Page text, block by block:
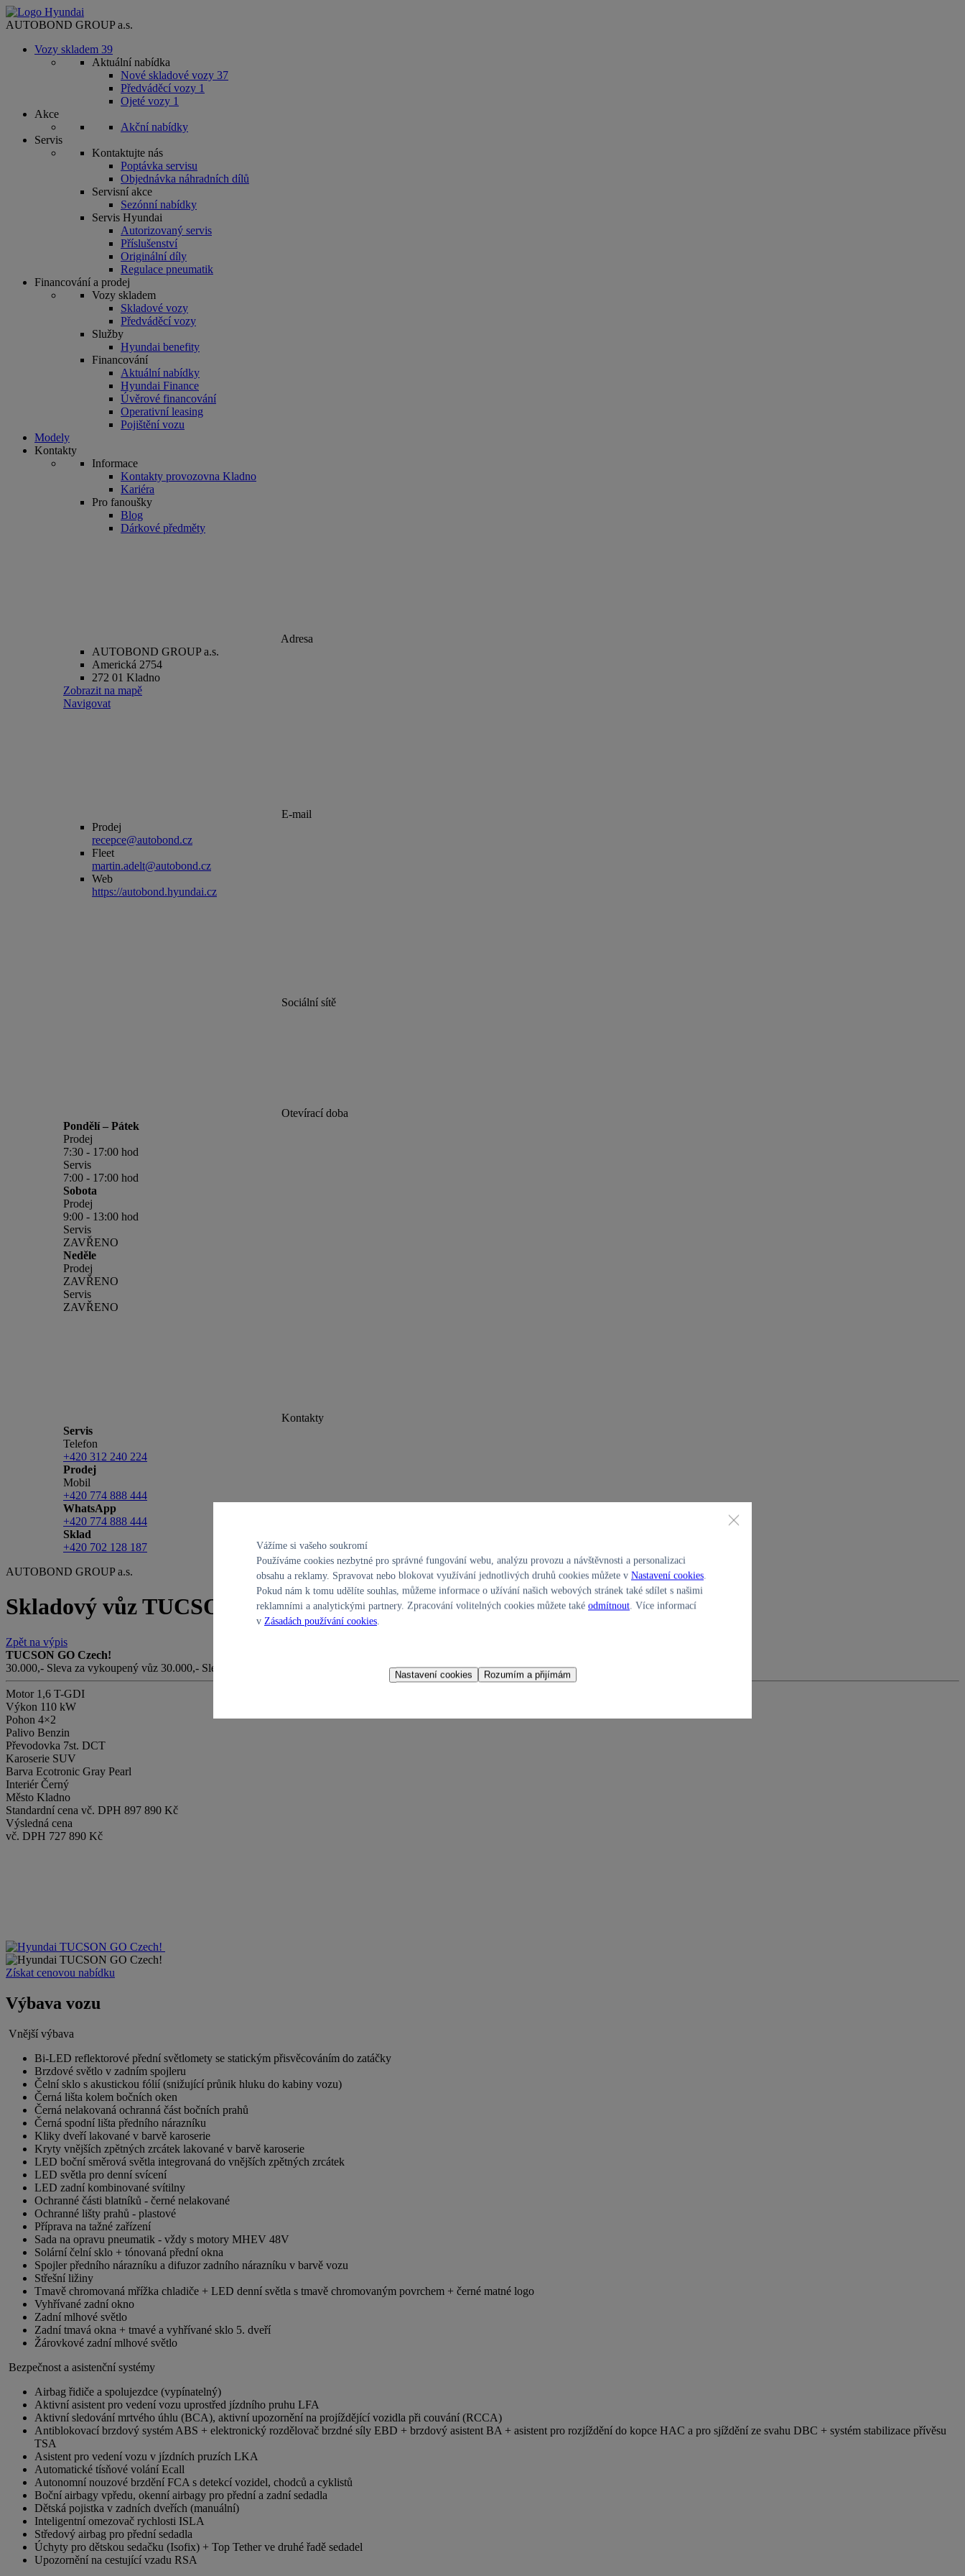
AUTOBOND GROUP a.s.
Vozy skladem 39
Aktuální nabídka
Nové skladové vozy 37
Předváděcí vozy 1
Ojeté vozy 1
Akce
Akční nabídky
Servis
Kontaktujte nás
Poptávka servisu
Objednávka náhradních dílů
Servisní akce
Sezónní nabídky
Servis Hyundai
Autorizovaný servis
Příslušenství
Originální díly
Regulace pneumatik
Financování a prodej
Vozy skladem
Skladové vozy
Předváděcí vozy
Služby
Hyundai benefity
Financování
Aktuální nabídky
Hyundai Finance
Úvěrové financování
Operativní leasing
Pojištění vozu
Modely
Kontakty
Informace
Kontakty provozovna Kladno
Kariéra
Pro fanoušky
Blog
Dárkové předměty
Adresa
AUTOBOND GROUP a.s.
Americká 2754
272 01 Kladno
Zobrazit na mapě
Navigovat
E-mail
Prodej
recepce@autobond.cz
Fleet
martin.adelt@autobond.cz
Web
https://autobond.hyundai.cz
Sociální sítě
Otevírací doba
Pondělí – Pátek
Prodej
7:30 - 17:00 hod
Servis
7:00 - 17:00 hod
Sobota
Prodej
9:00 - 13:00 hod
Servis
ZAVŘENO
Neděle
Prodej
ZAVŘENO
Servis
ZAVŘENO
Kontakty
Servis
Telefon
+420 312 240 224
Prodej
Mobil
+420 774 888 444
WhatsApp
+420 774 888 444
Sklad
+420 702 128 187
AUTOBOND GROUP a.s.
Skladový vůz TUCSON GO Czech!
Zpět na výpis
TUCSON GO Czech!
30.000,- Sleva za vykoupený vůz 30.000,- Sleva za financování
Motor 1,6 T-GDI
Výkon 110 kW
Pohon 4×2
Palivo Benzin
Převodovka 7st. DCT
Karoserie SUV
Barva Ecotronic Gray Pearl
Interiér Černý
Město Kladno
Standardní cena vč. DPH 897 890 Kč
Výsledná cena
vč. DPH 727 890 Kč
Získat cenovou nabídku
Výbava vozu
Vnější výbava
Bi-LED reflektorové přední světlomety se statickým přisvěcováním do zatáčky
Brzdové světlo v zadním spojleru
Čelní sklo s akustickou fólií (snižující průnik hluku do kabiny vozu)
Černá lišta kolem bočních oken
Černá nelakovaná ochranná část bočních prahů
Černá spodní lišta předního nárazníku
Kliky dveří lakované v barvě karoserie
Kryty vnějších zpětných zrcátek lakované v barvě karoserie
LED boční směrová světla integrovaná do vnějších zpětných zrcátek
LED světla pro denní svícení
LED zadní kombinované svítilny
Ochranné části blatníků - černé nelakované
Ochranné lišty prahů - plastové
Příprava na tažné zařízení
Sada na opravu pneumatik - vždy s motory MHEV 48V
Solární čelní sklo + tónovaná přední okna
Spojler předního nárazníku a difuzor zadního nárazníku v barvě vozu
Střešní ližiny
Tmavě chromovaná mřížka chladiče + LED denní světla s tmavě chromovaným povrchem + černé matné logo
Vyhřívané zadní okno
Zadní mlhové světlo
Zadní tmavá okna + tmavé a vyhřívané sklo 5. dveří
Žárovkové zadní mlhové světlo
Bezpečnost a asistenční systémy
Airbag řidiče a spolujezdce (vypínatelný)
Aktivní asistent pro vedení vozu uprostřed jízdního pruhu LFA
Aktivní sledování mrtvého úhlu (BCA), aktivní upozornění na projíždějící vozidla při couvání (RCCA)
Antiblokovací brzdový systém ABS + elektronický rozdělovač brzdné síly EBD + brzdový asistent BA + asistent pro rozjíždění do kopce HAC a pro sjíždění ze svahu DBC + systém stabilizace přívěsu
TSA
Asistent pro vedení vozu v jízdních pruzích LKA
Automatické tísňové volání Ecall
Autonomní nouzové brzdění FCA s detekcí vozidel, chodců a cyklistů
Boční airbagy vpředu, okenní airbagy pro přední a zadní sedadla
Dětská pojistka v zadních dveřích (manuální)
Inteligentní omezovač rychlosti ISLA
Středový airbag pro přední sedadla
Úchyty pro dětskou sedačku (Isofix) + Top Tether ve druhé řadě sedadel
Upozornění na cestující vzadu RSA
Vážíme si vašeho soukromí
Používáme cookies nezbytné pro správné fungování webu, analýzu provozu a návštěvnosti a personalizaci
obsahu a reklamy. Spravovat nebo blokovat využívání jednotlivých druhů cookies můžete v Nastavení cookies.
Pokud nám k tomu udělíte souhlas, můžeme informace o užívání našich webových stránek také sdílet s našimi
reklamními a analytickými partnery. Zpracování volitelných cookies můžete také odmítnout. Více informací
v Zásadách používání cookies
Nastavení cookies Rozumím a přijímám